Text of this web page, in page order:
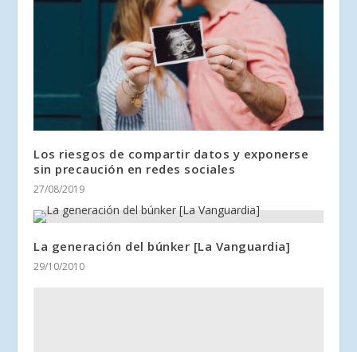
Los riesgos de compartir datos y exponerse
sin precaución en redes sociales
27/08/2019
La generación del búnker [La Vanguardia]
29/10/2010